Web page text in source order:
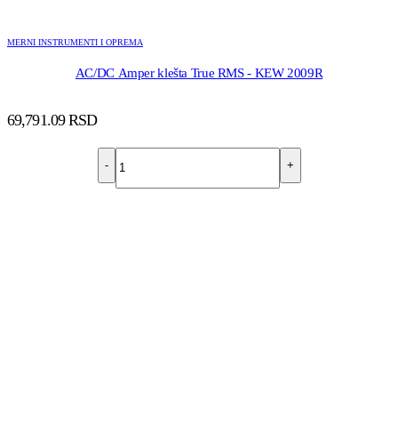
MERNI INSTRUMENTI I OPREMA
AC/DC Amper klešta True RMS - KEW 2009R
69,791.09RSD
- +